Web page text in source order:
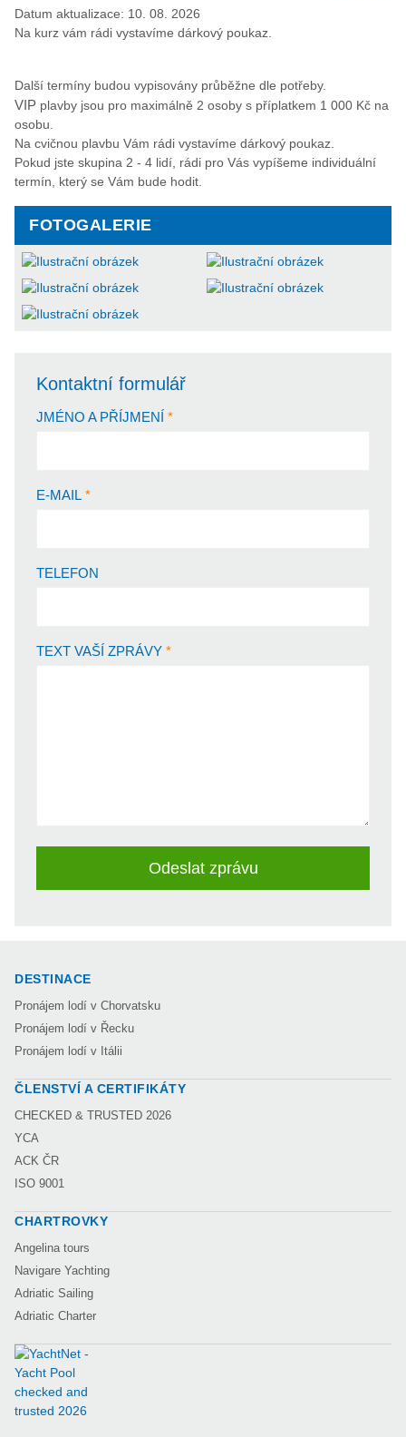
Datum aktualizace: 10. 08. 2026
Na kurz vám rádi vystavíme dárkový poukaz.
Další termíny budou vypisovány průběžne dle potřeby.
VIP plavby jsou pro maximálně 2 osoby s příplatkem 1 000 Kč na
osobu.
Na cvičnou plavbu Vám rádi vystavíme dárkový poukaz.
Pokud jste skupina 2 - 4 lidí, rádi pro Vás vypíšeme individuální
termín, který se Vám bude hodit.
FOTOGALERIE
Kontaktní formulář
JMÉNO A PŘÍJMENÍ
E-MAIL
TELEFON
TEXT VAŠÍ ZPRÁVY
Odeslat zprávu
DESTINACE
Pronájem lodí v Chorvatsku
Pronájem lodí v Řecku
Pronájem lodí v Itálii
ČLENSTVÍ A CERTIFIKÁTY
CHECKED & TRUSTED 2026
YCA
ACK ČR
ISO 9001
CHARTROVKY
Angelina tours
Navigare Yachting
Adriatic Sailing
Adriatic Charter